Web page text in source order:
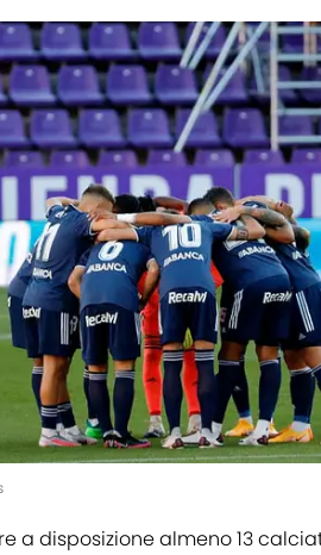
a disposizione almeno 13